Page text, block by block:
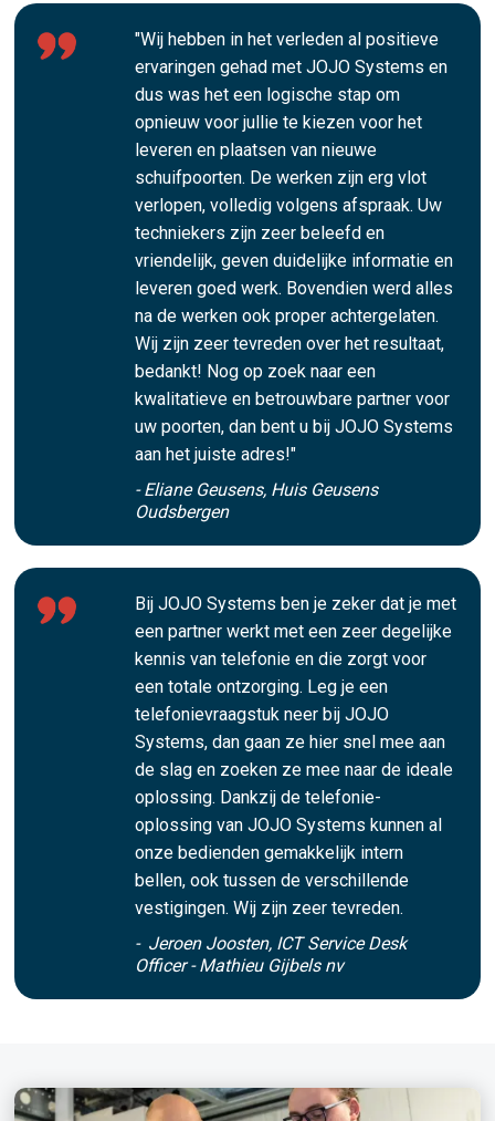
"Wij hebben in het verleden al positieve
ervaringen gehad met JOJO Systems en
dus was het een logische stap om
opnieuw voor jullie te kiezen voor het
leveren en plaatsen van nieuwe
schuifpoorten. De werken zijn erg vlot
verlopen, volledig volgens afspraak. Uw
techniekers zijn zeer beleefd en
vriendelijk, geven duidelijke informatie en
leveren goed werk. Bovendien werd alles
na de werken ook proper achtergelaten.
Wij zijn zeer tevreden over het resultaat,
bedankt! Nog op zoek naar een
kwalitatieve en betrouwbare partner voor
uw poorten, dan bent u bij JOJO Systems
aan het juiste adres!"
- Eliane Geusens, Huis Geusens
Oudsbergen
Bij JOJO Systems ben je zeker dat je met
een partner werkt met een zeer degelijke
kennis van telefonie en die zorgt voor
een totale ontzorging. Leg je een
telefonievraagstuk neer bij JOJO
Systems, dan gaan ze hier snel mee aan
de slag en zoeken ze mee naar de ideale
oplossing. Dankzij de telefonie-
oplossing van JOJO Systems kunnen al
onze bedienden gemakkelijk intern
bellen, ook tussen de verschillende
vestigingen. Wij zijn zeer tevreden.
- Jeroen Joosten, ICT Service Desk
Officer - Mathieu Gijbels nv